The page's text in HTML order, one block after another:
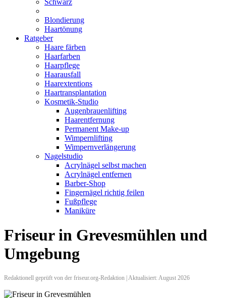
Schwarz
Blondierung
Haartönung
Ratgeber
Haare färben
Haarfarben
Haarpflege
Haarausfall
Haarextentions
Haartransplantation
Kosmetik-Studio
Augenbrauenlifting
Haarentfernung
Permanent Make-up
Wimpernlifting
Wimpernverlängerung
Nagelstudio
Acrylnägel selbst machen
Acrylnägel entfernen
Barber-Shop
Fingernägel richtig feilen
Fußpflege
Maniküre
Friseur in Grevesmühlen und
Umgebung
Redaktionell geprüft von der friseur.org-Redaktion | Aktualisiert: August 2026